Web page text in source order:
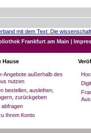
Frankfurt am Main |
Hause
Angebote außerhalb des
nutzen
bestellen, ausleihen,
zurückgeben
abfragen
Ihrem Konto